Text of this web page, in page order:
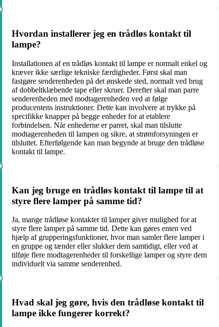
Hvordan installerer jeg en trådløs kontakt til
lampe?
Installationen af en trådløs kontakt til lampe er normalt enkel og
kræver ikke særlige tekniske færdigheder. Først skal man
fastgøre senderenheden på det ønskede sted, normalt ved brug
af dobbeltklæbende tape eller skruer. Derefter skal man parre
senderenheden med modtagerenheden ved at følge
producentens instruktioner. Dette kan involvere at trykke på
specifikke knapper på begge enheder for at etablere
forbindelsen. Når enhederne er parret, skal man tilslutte
modtagerenheden til lampen og sikre, at strømforsyningen er
tilsluttet. Efterfølgende kan man begynde at bruge den trådløse
kontakt til lampe.
Kan jeg bruge en trådløs kontakt til lampe til at
styre flere lamper på samme tid?
Ja, mange trådløse kontakter til lamper giver mulighed for at
styre flere lamper på samme tid. Dette kan gøres enten ved
hjælp af grupperingsfunktioner, hvor man samler flere lamper i
en gruppe og tænder eller slukker dem samtidigt, eller ved at
tilføje flere modtagerenheder til forskellige lamper og styre dem
individuelt via samme senderenhed.
Hvad skal jeg gøre, hvis den trådløse kontakt til
lampe ikke fungerer korrekt?